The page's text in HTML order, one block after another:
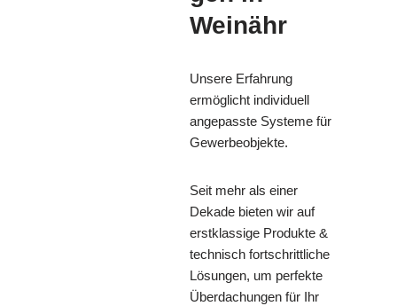
Weinähr
Unsere Erfahrung
ermöglicht individuell
angepasste Systeme für
Gewerbeobjekte.
Seit mehr als einer
Dekade bieten wir auf
erstklassige Produkte &
technisch fortschrittliche
Lösungen, um perfekte
Überdachungen für Ihr